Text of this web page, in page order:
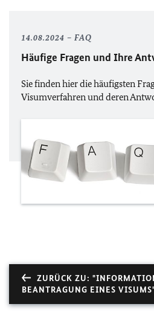
14.08.2024 FAQ
Häufige Fragen und Ihre
Sie finden hier die häufigsten
Visumverfahren und deren
ZURÜCK ZU:
BEANTRAGUNG EINES